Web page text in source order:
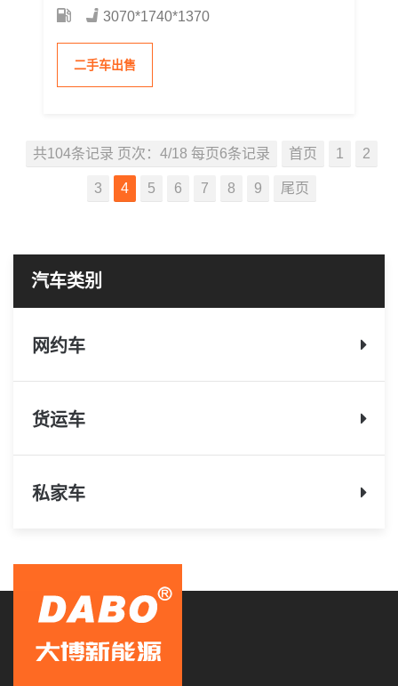
3070*1740*1370
二手车出售
共104条记录 页次：4/18 每页6条记录 首页 1 2
3 4 5 6 7 8 9 尾页
网约车
货运车
私家车